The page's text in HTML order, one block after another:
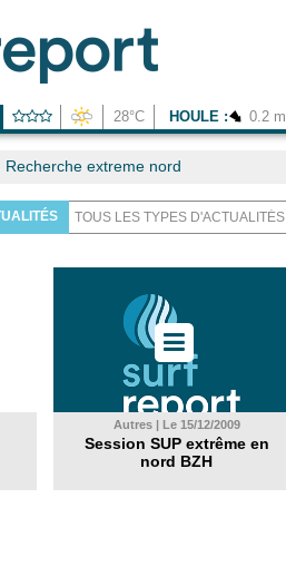
28°C HOULE : 0.2 m
Recherche extreme nord
Autres | Le 15/12/2009
Session SUP extrême en
nord BZH